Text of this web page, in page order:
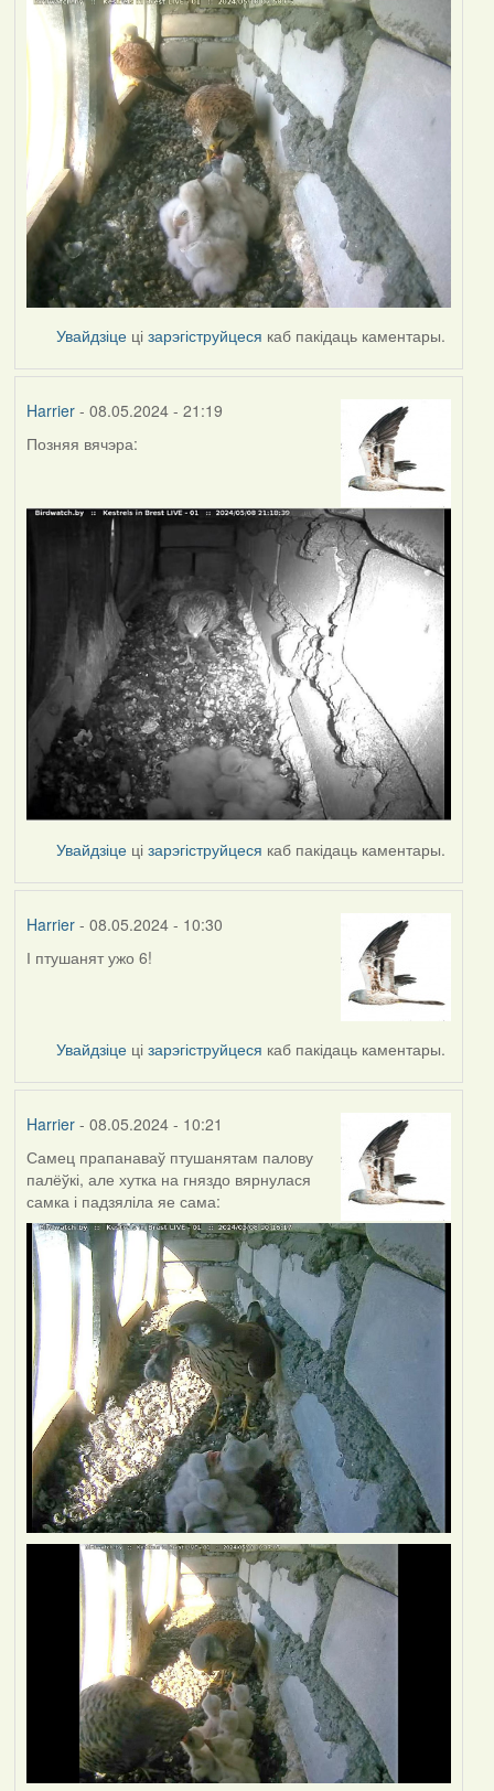
Увайдзіце цізарэгіструйцеся каб пакідаць каментары.
Harrier- 08.05.2024 - 21:19
Позняя вячэра:
Увайдзіце цізарэгіструйцеся каб пакідаць каментары.
Harrier- 08.05.2024 - 10:30
І птушанят ужо 6!
Увайдзіце цізарэгіструйцеся каб пакідаць каментары.
Harrier- 08.05.2024 - 10:21
Самец прапанаваў птушанятам палову
палёўкі, але хутка на гняздо вярнулася
самка і падзяліла яе сама: